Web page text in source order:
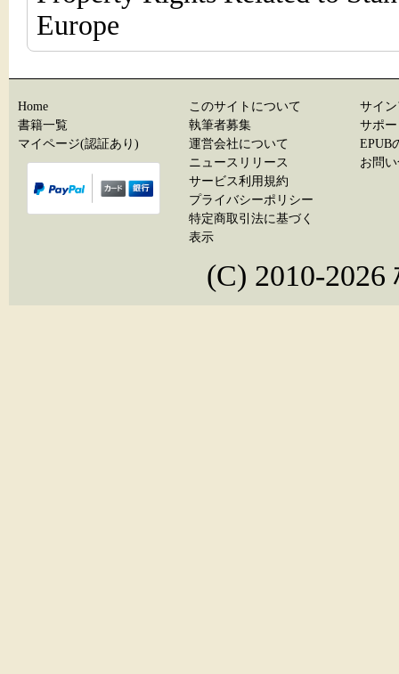
Europe
Home
書籍一覧
マイページ(認証あり)
このサイトについて
執筆者募集
運営会社について
ニュースリリース
サービス利用規約
プライバシーポリシー
特定商取引法に基づく
表示
サイ
サポ
EPUB
お問
(C) 2010-